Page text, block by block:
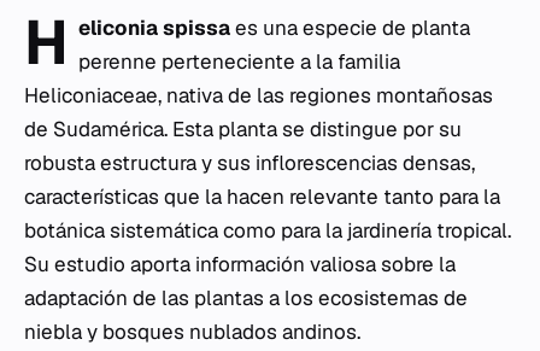
H eliconia spissaes una especie de planta
perenne perteneciente a la familia
Heliconiaceae, nativa de las regiones montañosas
de Sudamérica. Esta planta se distingue por su
robusta estructura y sus inflorescencias densas,
características que la hacen relevante tanto para la
botánica sistemática como para la jardinería tropical.
Su estudio aporta información valiosa sobre la
adaptación de las plantas a los ecosistemas de
niebla y bosques nublados andinos.